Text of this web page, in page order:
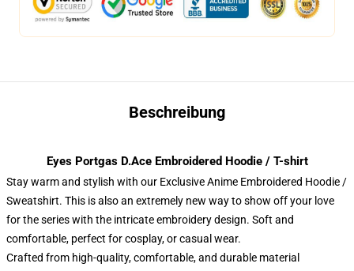
Beschreibung
Eyes Portgas D.Ace Embroidered Hoodie / T-shirt
Stay warm and stylish with our Exclusive Anime Embroidered Hoodie /
Sweatshirt. This is also an extremely new way to show off your love
for the series with the intricate embroidery design. Soft and
comfortable, perfect for cosplay, or casual wear.
Crafted from high-quality, comfortable, and durable material